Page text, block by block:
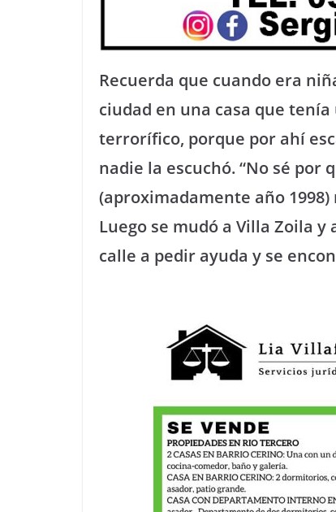
Recuerda que cuando era
ciudad en una casa que
terrorífico, porque por ahí
nadie la escuchó. “No sé por
(aproximadamente año
Luego se mudó a Villa Zoila
calle a pedir ayuda y se